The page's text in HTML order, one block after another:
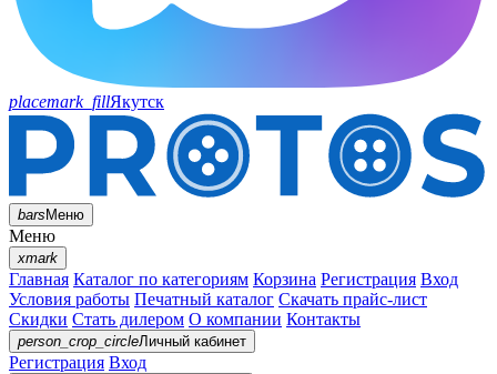
placemark_fillЯкутск
barsМеню
Меню
xmark
Главная Каталог по категориям Корзина Регистрация Вход
Условия работы Печатный каталог Скачать прайс-лист
Скидки Стать дилером О компании Контакты
person_crop_circleЛичный кабинет
Регистрация Вход